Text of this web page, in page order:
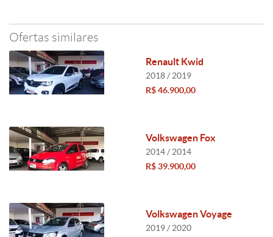
Ofertas similares
Renault Kwid
2018 / 2019
R$ 46.900,00
Volkswagen Fox
2014 / 2014
R$ 39.900,00
Volkswagen Voyage
2019 / 2020